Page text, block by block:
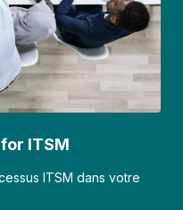
ITSM
ITSM dans votre